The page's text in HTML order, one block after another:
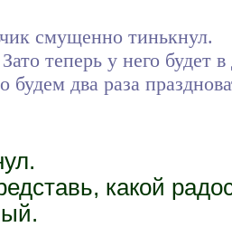
смущенно тинькнул.
теперь у него будет
будем два раза
какой